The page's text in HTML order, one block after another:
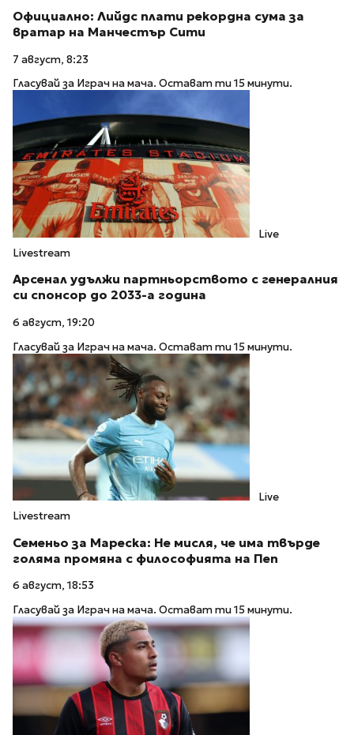
Официално: Лийдс плати рекордна сума за
вратар на Манчестър Сити
7 август, 8:23
Гласувай за Играч на мача. Остават ти 15 минути.
Live
Livestream
Арсенал удължи партньорството с генералния
си спонсор до 2033-а година
6 август, 19:20
Гласувай за Играч на мача. Остават ти 15 минути.
Live
Livestream
Семеньо за Мареска: Не мисля, че има твърде
голяма промяна с философията на Пеп
6 август, 18:53
Гласувай за Играч на мача. Остават ти 15 минути.